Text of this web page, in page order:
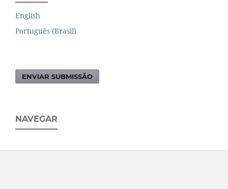
English
Português (Brasil)
ENVIAR SUBMISSÃO
NAVEGAR